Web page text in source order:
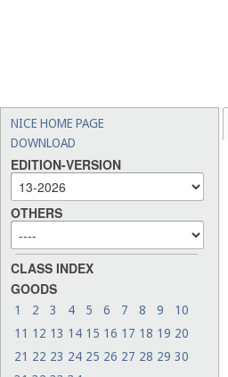
NICE HOME PAGE
DOWNLOAD
EDITION-VERSION
OTHERS
CLASS INDEX
GOODS
1 2 3 4 5 6 7 8 9
10
11 12 13 14 15 16 17 18 19 20
21 22 23 24 25 26 27 28 29 30